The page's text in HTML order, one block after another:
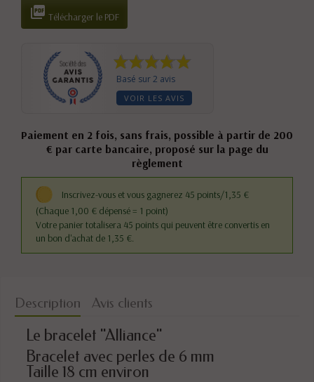
 Télécharger le PDF
Basé sur 2 avis
VOIR LES AVIS
Paiement en 2 fois, sans frais, possible à partir de 200
€ par carte bancaire, proposé sur la page du
règlement
Inscrivez-vous et vous gagnerez 45 points/1,35 €
(Chaque 1,00 € dépensé = 1 point)
Votre panier totalisera 45 points qui peuvent être convertis en
un bon d'achat de 1,35 €.
Description Avis clients
Le bracelet "Alliance"
Bracelet avec perles de 6 mm
Taille 18 cm environ